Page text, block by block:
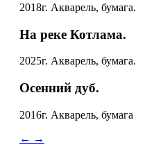
2018г. Акварель, бумага.
На реке Котлама.
2025г. Акварель, бумага.
Осенний дуб.
2016г. Акварель, бумага
← →